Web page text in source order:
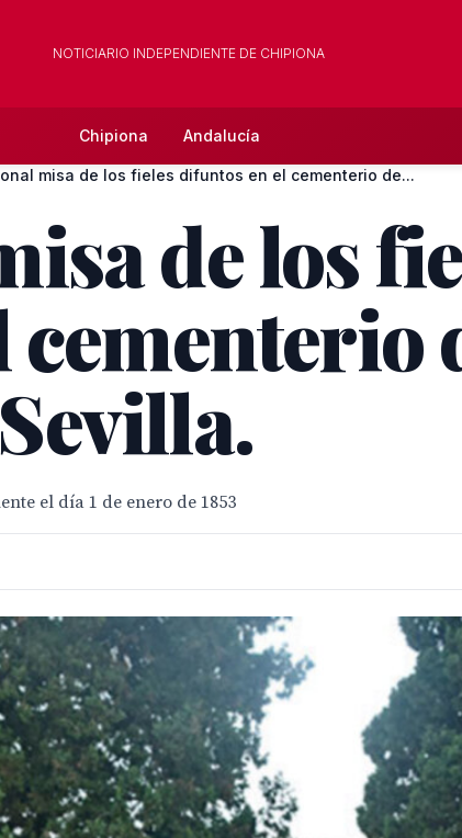
NOTICIARIO INDEPENDIENTE DE CHIPIONA
Chipiona Andalucía
misa de los fieles difuntos en el cementerio de...
de los
el día 1 de enero de 1853